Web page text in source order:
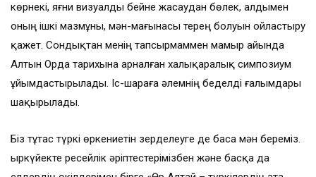
көрнекі, яғни визуалды бейне жасаудан бөлек, алдымен
оның ішкі мазмұны, мән-мағынасы терең болуын ойластыру
қажет. Сондықтан менің тапсырмаммен мамыр айында
Алтын Орда тарихына арналған халықаралық симпозиум
ұйымдастырылады. Іс-шараға әлемнің беделді ғалымдары
шақырылады.
Біз тұтас түркі өркениетін зерделеуге де баса мән береміз.
Қыркүйекте ресейлік әріптестерімізбен және басқа да